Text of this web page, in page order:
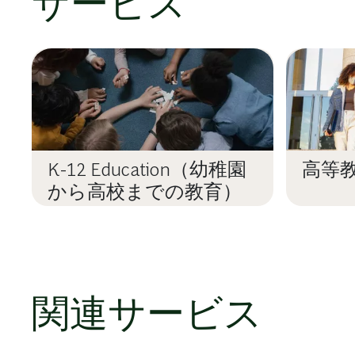
K-12 Education（幼稚園
から高校までの教育）
高等
関連サービス